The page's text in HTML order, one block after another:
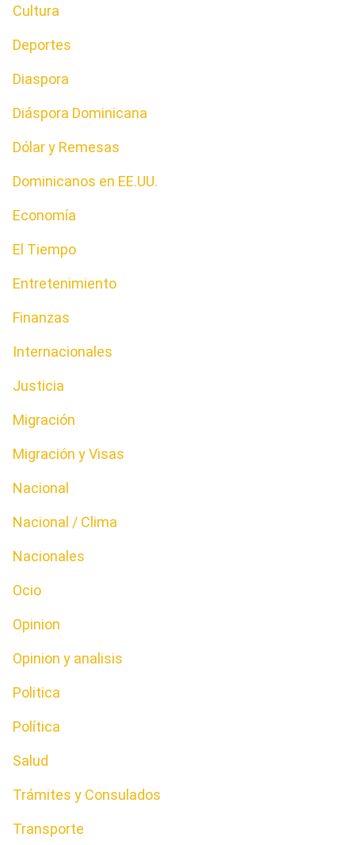
Cultura
Deportes
Diaspora
Diáspora Dominicana
Dólar y Remesas
Dominicanos en EE.UU.
Economía
El Tiempo
Entretenimiento
Finanzas
Internacionales
Justicia
Migración
Migración y Visas
Nacional
Nacional / Clima
Nacionales
Ocio
Opinion
Opinion y analisis
Politica
Política
Salud
Trámites y Consulados
Transporte